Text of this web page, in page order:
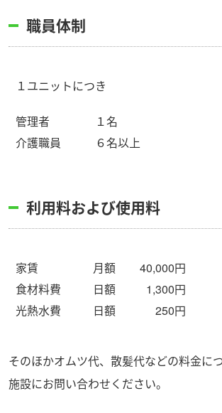
職員体制
１ユニットにつき
管理者
介護職員
１名
６名以上
利用料および使用料
家賃
食材料費
光熱水費
月額
日額
日額
40,000円
1,300円
250円
そのほかオムツ代、散髪代などの料金に
施設にお問い合わせください。